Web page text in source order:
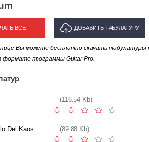
ВСЕ ДОБАВИТЬ ТАБУЛАТУРУ
ИСПОЛНИТЕЛЯ "NON SERVIUM"
Вы можете бесплатно скачать табулатуры
формате программы Guitar Pro.
(116.54 Kb)
Del Kaos (89.88 Kb)